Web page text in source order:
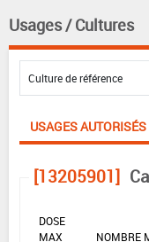
Usages / Cultures
USAGES AUTORISÉS
[13205901]
DOSE
MAX
NOMBRE